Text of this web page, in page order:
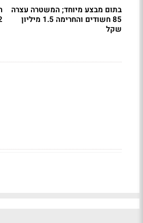
בתום מבצע מיוחד; המשטרה עצרה
85 חשודים והחרימה 1.5 מיליון
שקל